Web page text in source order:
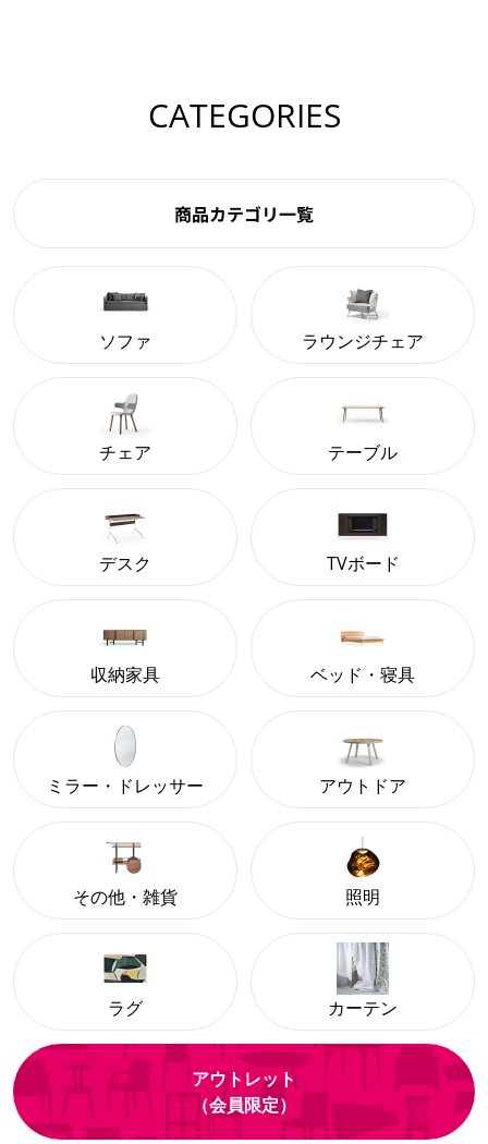
CATEGORIES
商品カテゴリ一覧
ソファ ラウンジチェア
チェア テーブル
デスク TVボード
収納家具 ベッド・寝具
ミラー・ドレッサー アウトドア
その他・雑貨 照明
ラグ カーテン
アウトレット
（会員限定）